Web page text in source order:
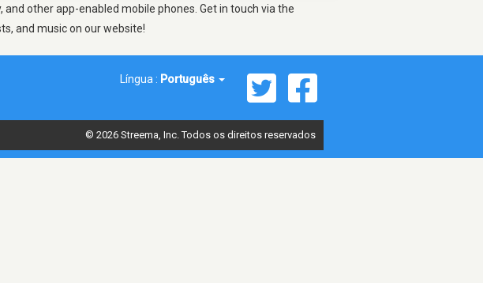
and other app-enabled mobile phones. Get in touch via the
and music on our website!
Língua : Português
© 2026 Streema, Inc. Todos os direitos reservados